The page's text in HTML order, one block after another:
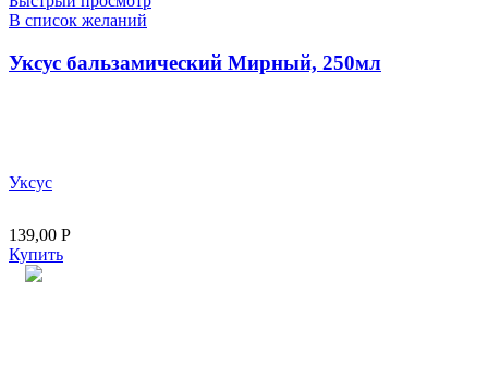
В список желаний
Уксус бальзамический Мирный, 250мл
Уксус
139,00 Р
Купить